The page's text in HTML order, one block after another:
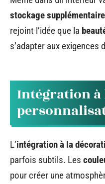
stockage
rejoint l’idée que la
s’adapter aux exigences
Intégration
L’intégration à la
parfois subtils. Les
pour créer une